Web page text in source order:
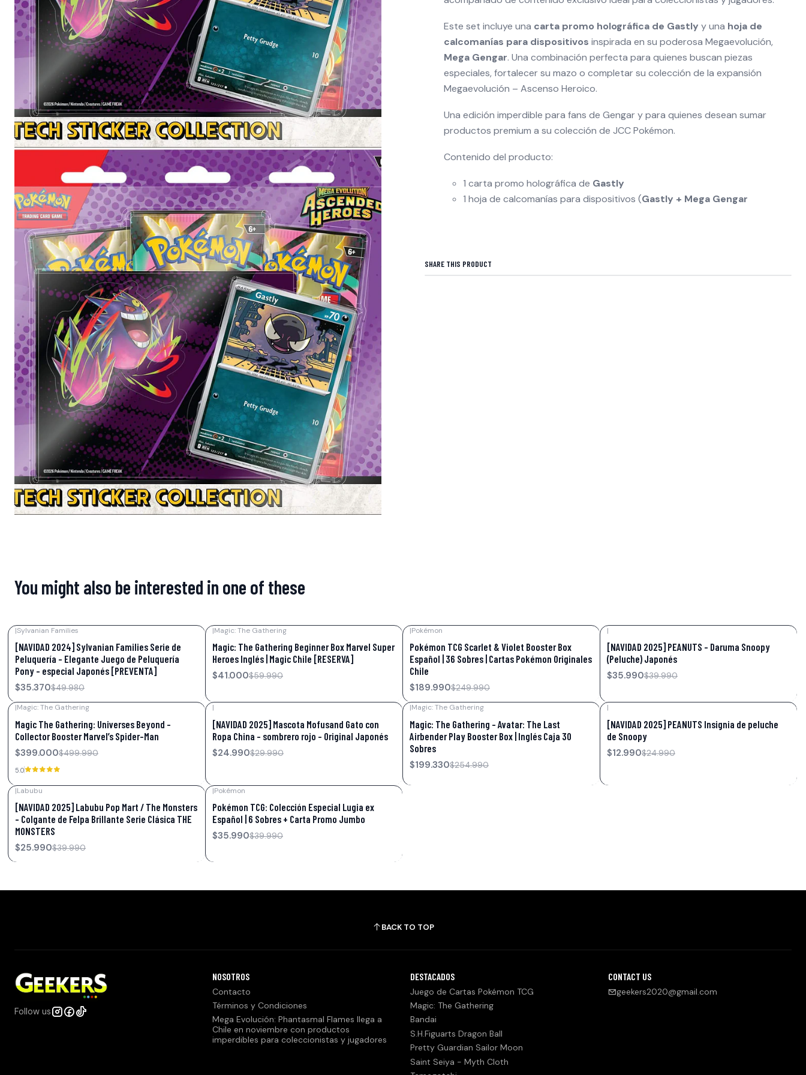
Este set incluye una carta promo holográfica de Gastly y una hoja de
calcomanías para dispositivos inspirada en su poderosa Megaevolución,
Mega Gengar. Una combinación perfecta para quienes buscan piezas
especiales, fortalecer su mazo o completar su colección de la expansión
Megaevolución – Ascenso Heroico.
Una edición imperdible para fans de Gengar y para quienes desean sumar
productos premium a su colección de JCC Pokémon.
Contenido del producto:
1 carta promo holográfica de Gastly
1 hoja de calcomanías para dispositivos (Gastly + Mega Gengar
SHARE THIS PRODUCT
You might also be interested in one of these
|Sylvanian Families
[NAVIDAD 2024] Sylvanian Families Serie de
Peluquería - Elegante Juego de Peluquería
Pony - especial Japonés [PREVENTA]
$35.370$49.980
|Magic: The Gathering
Magic: The Gathering Beginner Box Marvel Super
Heroes Inglés | Magic Chile [RESERVA]
$41.000$59.990
|Pokémon
Pokémon TCG Scarlet & Violet Booster Box
Español | 36 Sobres | Cartas Pokémon Originales
Chile
$189.990$249.990
|
[NAVIDAD 2025] PEANUTS – Daruma Snoopy
(Peluche) Japonés
$35.990$39.990
|Magic: The Gathering
Magic The Gathering: Universes Beyond –
Collector Booster Marvel’s Spider-Man
$399.000$499.990
5.0
|
[NAVIDAD 2025] Mascota Mofusand Gato con
Ropa China – sombrero rojo – Original Japonés
$24.990$29.990
|Magic: The Gathering
Magic: The Gathering – Avatar: The Last
Airbender Play Booster Box | Inglés Caja 30
Sobres
$199.330$254.990
|
[NAVIDAD 2025] PEANUTS Insignia de peluche
de Snoopy
$12.990$24.990
|Labubu
[NAVIDAD 2025] Labubu Pop Mart / The Monsters
- Colgante de Felpa Brillante Serie Clásica THE
MONSTERS
$25.990$39.990
|Pokémon
Pokémon TCG: Colección Especial Lugia ex
Español | 6 Sobres + Carta Promo Jumbo
$35.990$39.990
BACK TO TOP
Follow us
NOSOTROS
Contacto
Términos y Condiciones
Mega Evolución: Phantasmal Flames llega a
Chile en noviembre con productos
imperdibles para coleccionistas y jugadores
DESTACADOS
Juego de Cartas Pokémon TCG
Magic: The Gathering
Bandai
S.H.Figuarts Dragon Ball
Pretty Guardian Sailor Moon
Saint Seiya - Myth Cloth
CONTACT US
geekers2020@gmail.com